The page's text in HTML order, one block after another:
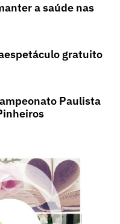
a saúde nas
gratuito
Paulista